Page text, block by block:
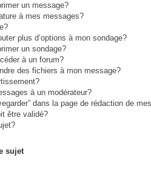
un message?
à mes messages?
plus d’options à mon sondage?
un sondage?
à un forum?
des fichiers à mon message?
à un modérateur?
dans la page de rédaction de
être validé?
sujet